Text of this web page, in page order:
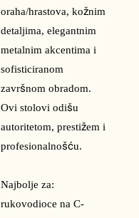
oraha/hrastova, kožnim
detaljima, elegantnim
metalnim akcentima i
sofisticiranom
završnom obradom.
Ovi stolovi odišu
autoritetom, prestižem i
profesionalnošću.
Najbolje za:
rukovodioce na C-